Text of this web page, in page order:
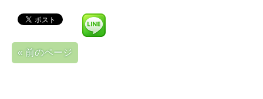
« 前のページ